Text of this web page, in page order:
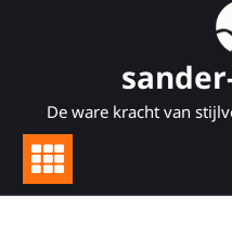
De ware kracht van